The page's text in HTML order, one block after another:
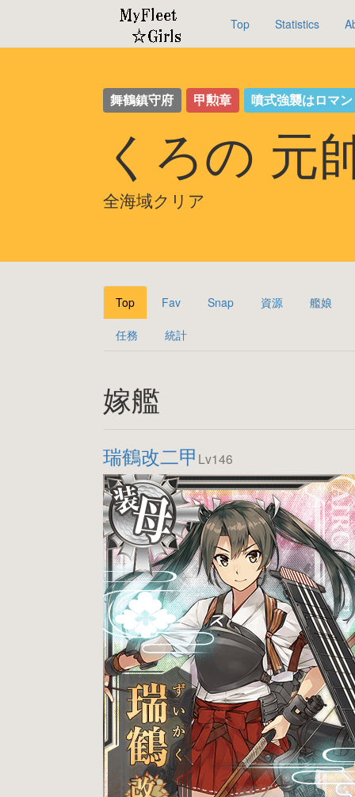
Top Statistics
舞鶴鎮守府 甲勲章 噴式強襲はロマ
くろの 元
全海域クリア
Top Fav Snap 資源 艦娘
任務 統計
嫁艦
瑞鶴改二甲 Lv146